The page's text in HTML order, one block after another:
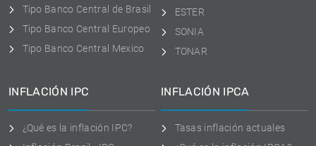
Tipo Banco Central de Brasil
Tipo Banco Central Europeo
Tipo Banco Central Mexico
ESTER
SONIA
TONAR
INFLACIÓN IPC
¿Qué es la inflación IPC?
INFLACIÓN IPCA
Tasas inflación actuales